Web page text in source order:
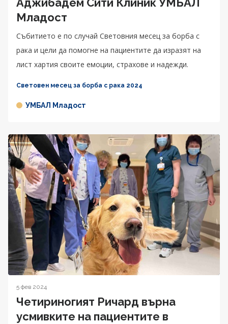
Младост
Събитието е по случай Световния месец за борба с
рака и цели да помогне на пациентите да изразят на
лист хартия своите емоции, страхове и надежди.
Световен месец за борба с рака 2024
УМБАЛ Младост
5 фев 2024
Четириногият Ричард върна
усмивките на пациентите в